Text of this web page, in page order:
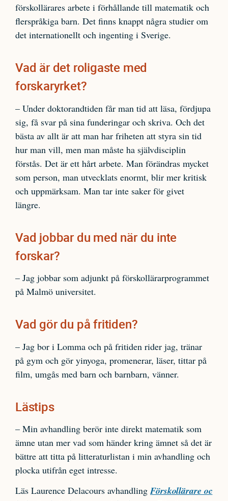
förskollärares arbete i förhållande till matematik och
flerspråkiga barn. Det finns knappt några studier om
det internationellt och ingenting i Sverige.
Vad är det roligaste med
forskaryrket?
– Under doktorandtiden får man tid att läsa, fördjupa
sig, få svar på sina funderingar och skriva. Och det
bästa av allt är att man har friheten att styra sin tid
hur man vill, men man måste ha självdisciplin
förstås. Det är ett hårt arbete. Man förändras mycket
som person, man utvecklats enormt, blir mer kritisk
och uppmärksam. Man tar inte saker för givet
längre.
Vad jobbar du med när du inte
forskar?
– Jag jobbar som adjunkt på förskollärarprogrammet
på Malmö universitet.
Vad gör du på fritiden?
– Jag bor i Lomma och på fritiden rider jag, tränar
på gym och gör yinyoga, promenerar, läser, tittar på
film, umgås med barn och barnbarn, vänner.
Lästips
– Min avhandling berör inte direkt matematik som
ämne utan mer vad som händer kring ämnet så det är
bättre att titta på litteraturlistan i min avhandling och
plocka utifrån eget intresse.
Läs Laurence Delacours avhandling Förskollärare oc